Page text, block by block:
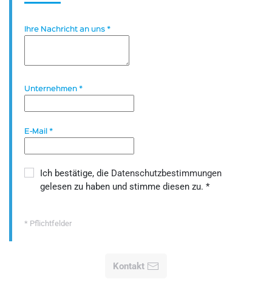
Ihre Nachricht an uns *
Unternehmen *
E-Mail *
Ich bestätige, die Datenschutzbestimmungen
gelesen zu haben und stimme diesen zu. *
* Pflichtfelder
Kontakt